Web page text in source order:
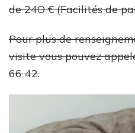
de 24O € (Facilités de
Pour plus de
visite vous pouvez
66 42.